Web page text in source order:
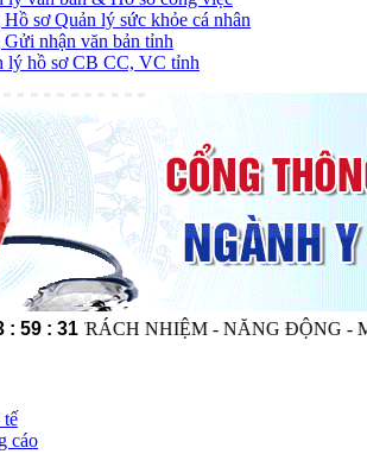
sơ Quản lý sức khỏe cá nhân
nhận văn bản tỉnh
lý hồ sơ CB CC, VC tỉnh
: 59 : 33
NHIỆM - NĂNG ĐỘNG - MINH BẠCH
tế
cáo